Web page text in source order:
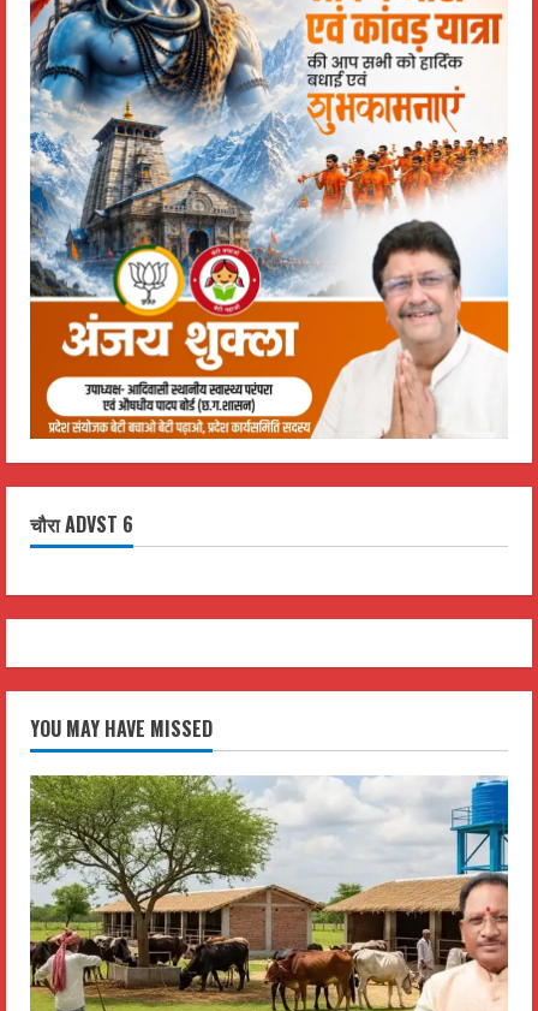
चौरा ADVST 6
YOU MAY HAVE MISSED